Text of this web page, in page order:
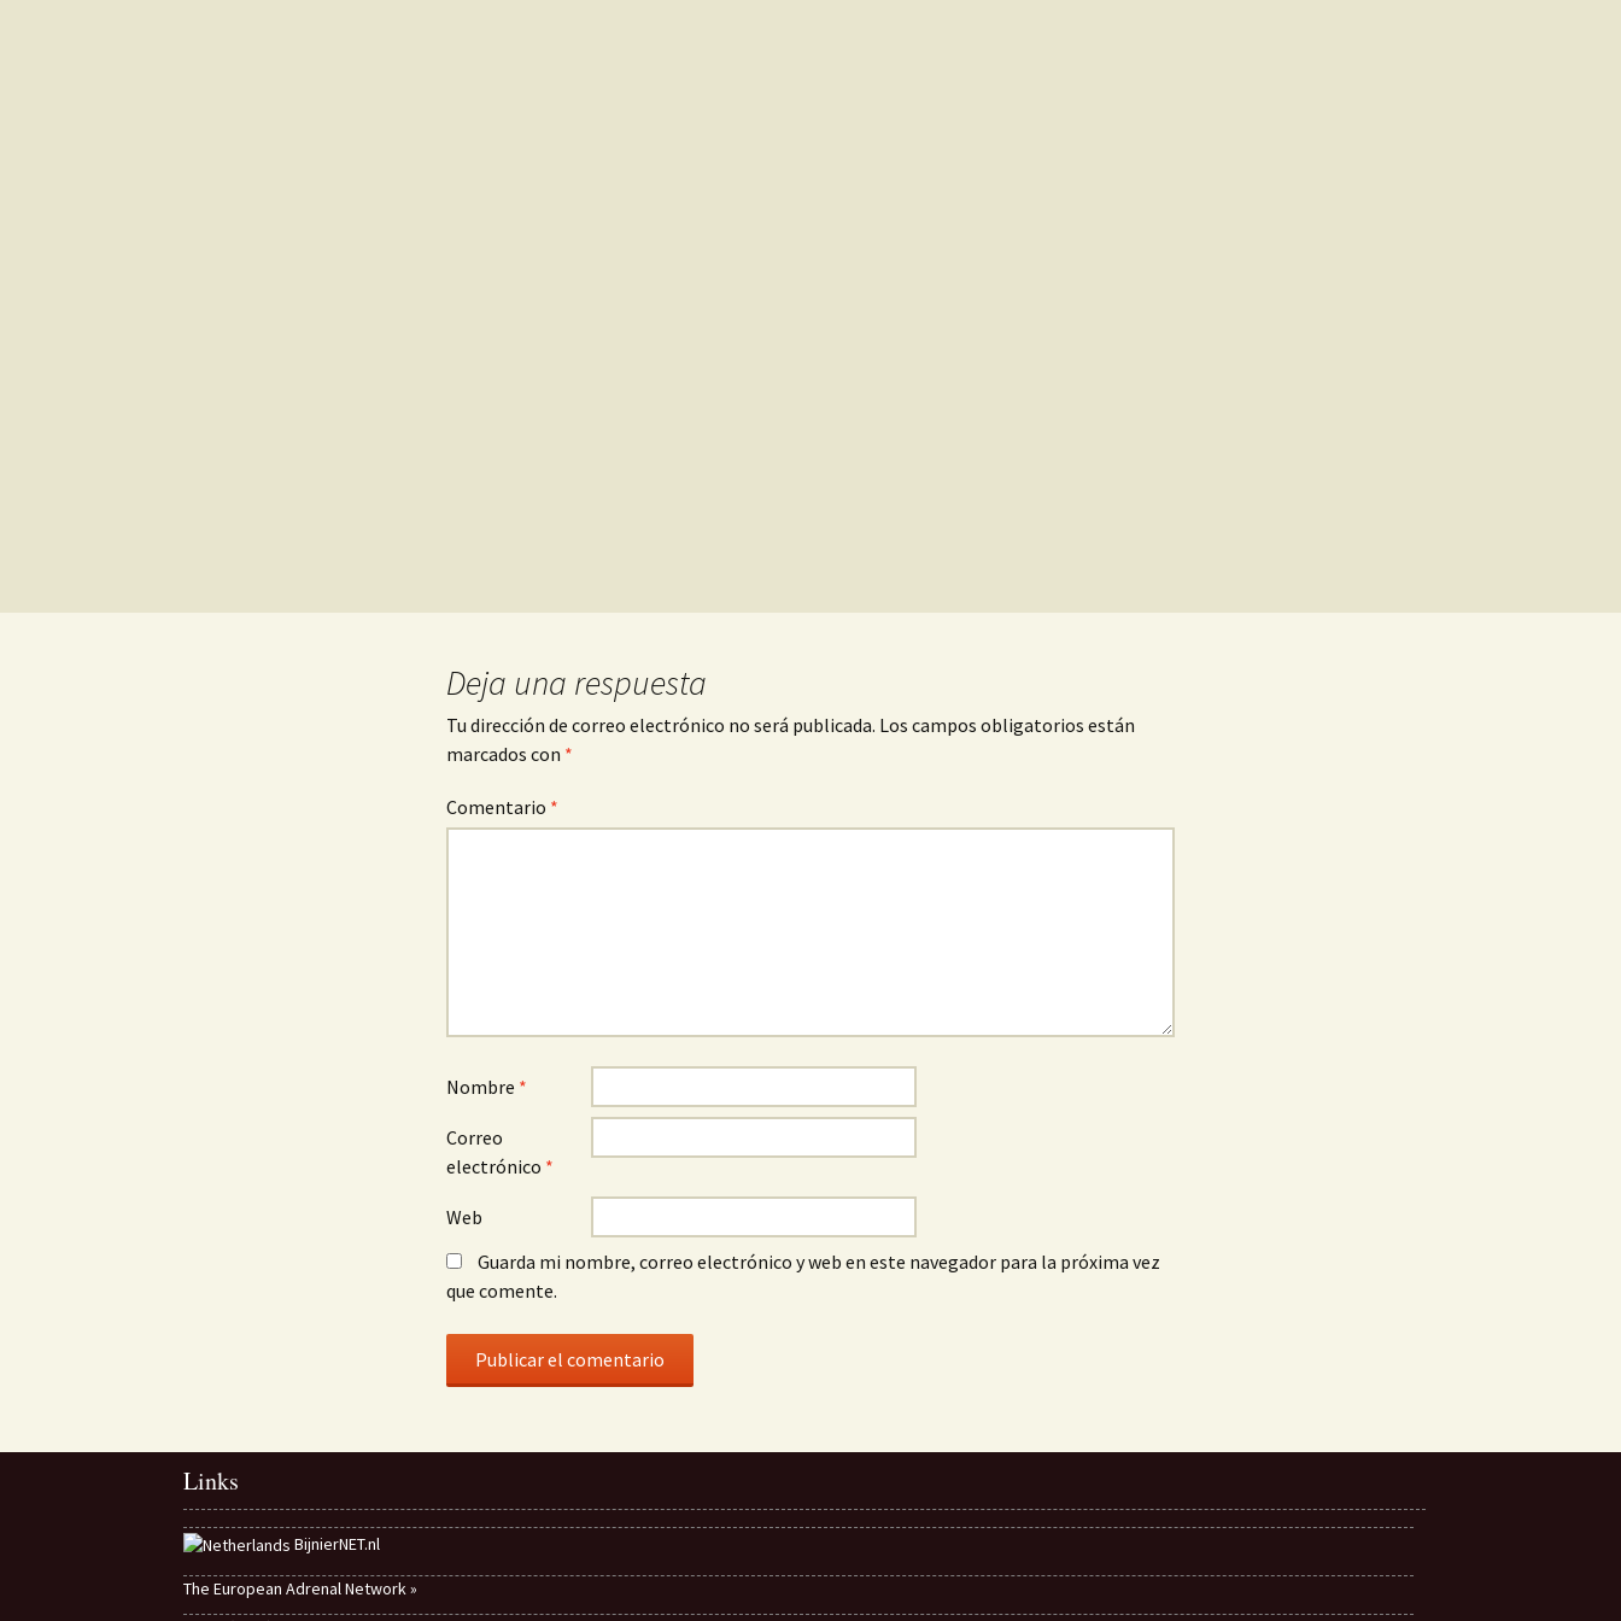
Deja una respuesta
Tu dirección de correo electrónico no será publicada. Los campos obligatorios están
marcados con *
Comentario *
Nombre *
Correo
electrónico *
Web
Guarda mi nombre, correo electrónico y web en este navegador para la próxima vez
que comente.
Links
BijnierNET.nl
The European Adrenal Network »